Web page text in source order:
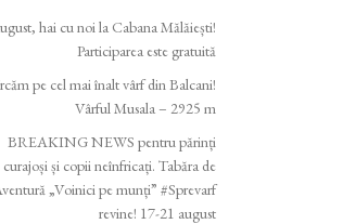
hai cu noi la Cabana Mălăiești!
Participarea este gratuită
pe cel mai înalt vârf din Balcani!
Vârful Musala – 2925 m
BREAKING NEWS pentru părinți
curajoși și copii neînfricați. Tabăra de
„Voinici pe munți” #Sprevarf
revine! 17-21 august